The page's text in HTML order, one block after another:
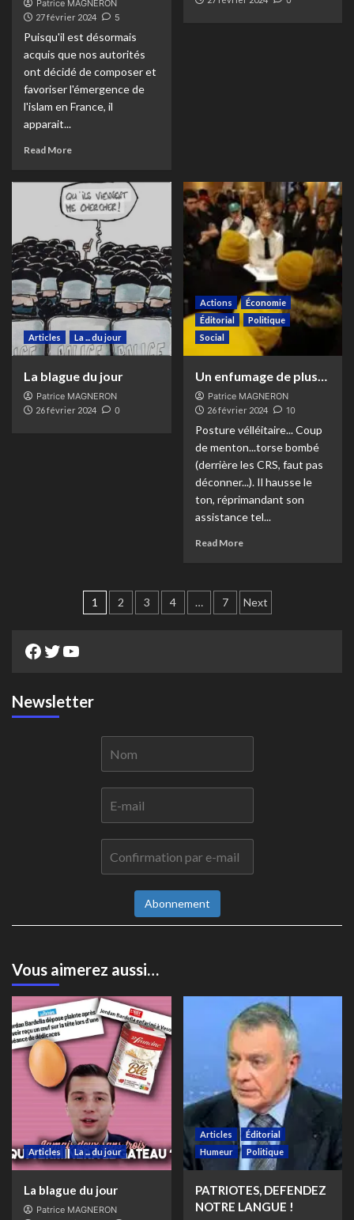
Patrice MAGNERON
27 février 2024 5
Puisqu'il est désormais
acquis que nos autorités
ont décidé de composer et
favoriser l'émergence de
l'islam en France, il
apparait...
Read More
Articles La ... du jour
La blague du jour
Patrice MAGNERON
26 février 2024 0
Actions
Économie
Éditorial
Politique
Social
Un enfumage de plus…
Patrice MAGNERON
26 février 2024 10
Posture vélléitaire... Coup
de menton...torse bombé
(derrière les CRS, faut pas
déconner...). Il hausse le
ton, réprimandant son
assistance tel...
Read More
Pagination
1 2 3 4 … 7 Next
Facebook
Twitter
YouTube
Newsletter
Abonnement
Vous aimerez aussi…
Articles La ... du jour
La blague du jour
Patrice MAGNERON
Articles
Éditorial
Humeur
Politique
PATRIOTES, DEFENDEZ
NOTRE LANGUE !